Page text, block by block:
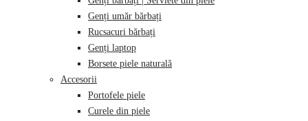
Genți umăr bărbați
Rucsacuri bărbați
Genți laptop
Borsete piele naturală
Accesorii
Portofele piele
Curele din piele